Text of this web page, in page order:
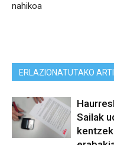
nahikoa
ERLAZIONATUTAKO
Sailak